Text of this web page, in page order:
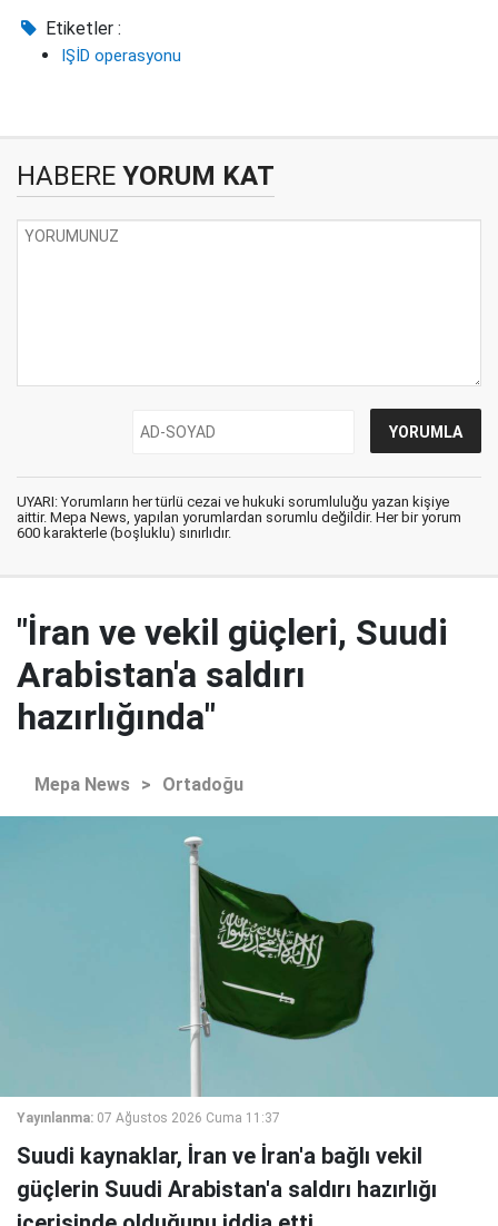
Etiketler :
IŞİD operasyonu
HABERE YORUM KAT
UYARI: Yorumların her türlü cezai ve hukuki sorumluluğu yazan kişiye
aittir. Mepa News, yapılan yorumlardan sorumlu değildir. Her bir yorum
600 karakterle (boşluklu) sınırlıdır.
"İran ve vekil güçleri, Suudi
Arabistan'a saldırı
hazırlığında"
Mepa News > Ortadoğu
Yayınlanma: 07 Ağustos 2026 Cuma 11:37
Suudi kaynaklar, İran ve İran'a bağlı vekil
güçlerin Suudi Arabistan'a saldırı hazırlığı